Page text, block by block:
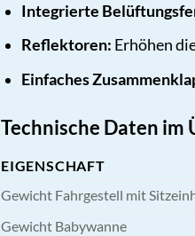
Integrierte
Reflektoren: Erhöhen
Einfaches
Technische Daten im
EIGENSCHAFT
Gewicht Fahrgestell mit
Gewicht Babywanne